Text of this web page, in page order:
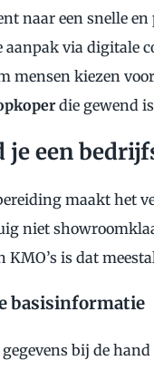
naar een snelle
aanpak via digitale
mensen kiezen
die gewend
je een
maakt het
niet
KMO’s is dat
basisinformatie
bij de hand